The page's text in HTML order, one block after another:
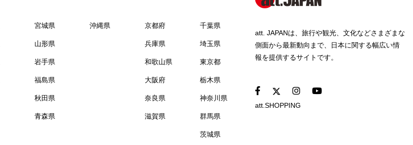
宮城県
山形県
岩手県
福島県
秋田県
青森県
沖縄県 京都府
兵庫県
和歌山県
大阪府
奈良県
滋賀県
千葉県
埼玉県
東京都
栃木県
神奈川県
群馬県
茨城県
att. JAPANは、旅行や観光、文化などさまざまな
側面から最新動向まで、日本に関する幅広い情
報を提供するサイトです。
att.SHOPPING